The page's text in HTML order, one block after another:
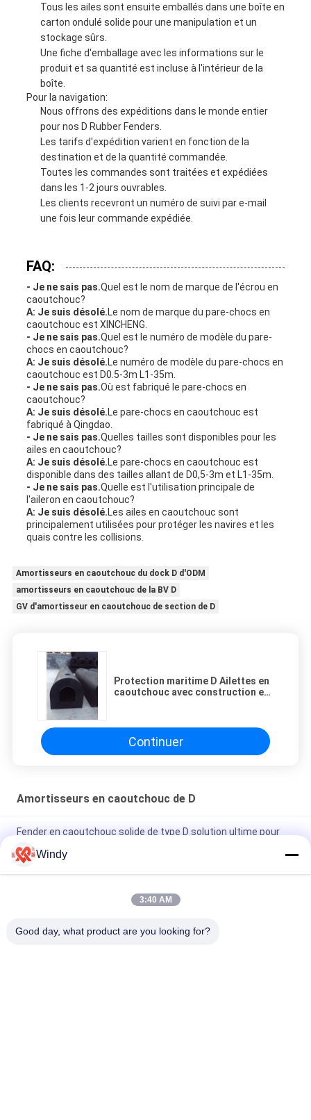
Tous les ailes sont ensuite emballés dans une boîte en
carton ondulé solide pour une manipulation et un
stockage sûrs.
Une fiche d'emballage avec les informations sur le
produit et sa quantité est incluse à l'intérieur de la
boîte.
Pour la navigation:
Nous offrons des expéditions dans le monde entier
pour nos D Rubber Fenders.
Les tarifs d'expédition varient en fonction de la
destination et de la quantité commandée.
Toutes les commandes sont traitées et expédiées
dans les 1-2 jours ouvrables.
Les clients recevront un numéro de suivi par e-mail
une fois leur commande expédiée.
FAQ:
- Je ne sais pas.Quel est le nom de marque de l'écrou en
caoutchouc?
A: Je suis désolé.Le nom de marque du pare-chocs en
caoutchouc est XINCHENG.
- Je ne sais pas.Quel est le numéro de modèle du pare-
chocs en caoutchouc?
A: Je suis désolé.Le numéro de modèle du pare-chocs en
caoutchouc est D0.5-3m L1-35m.
- Je ne sais pas.Où est fabriqué le pare-chocs en
caoutchouc?
A: Je suis désolé.Le pare-chocs en caoutchouc est
fabriqué à Qingdao.
- Je ne sais pas.Quelles tailles sont disponibles pour les
ailes en caoutchouc?
A: Je suis désolé.Le pare-chocs en caoutchouc est
disponible dans des tailles allant de D0,5-3m et L1-35m.
- Je ne sais pas.Quelle est l'utilisation principale de
l'aileron en caoutchouc?
A: Je suis désolé.Les ailes en caoutchouc sont
principalement utilisées pour protéger les navires et les
quais contre les collisions.
Amortisseurs en caoutchouc du dock D d'ODM
amortisseurs en caoutchouc de la BV D
GV d'amortisseur en caoutchouc de section de D
Protection maritime D Ailettes en
caoutchouc avec construction en
Continuer
Amortisseurs en caoutchouc de D
Fender en caoutchouc solide de type D solution ultime pour
l'absorption de l'énergie d'impact
Des garde-corps en caoutchouc massif D. Excellente
résistance aux intempéries pour des applications exigeantes
boulonné pour une protection de pivotement personnalisable
Windy
3:40 AM
Good day, what product are you looking for?